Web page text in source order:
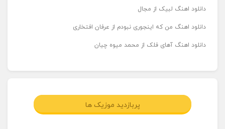
دانلود اهنگ لبیک از مجال
دانلود اهنگ من که اینجوری نبودم از عرفان افتخاری
دانلود اهنگ آهای فلک از محمد میوه چیان
پربازدید موزیک ها